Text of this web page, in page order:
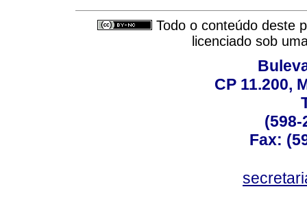
Todo o conteúdo deste
licenciado sob
CP 11.200,
(598-
Fax: